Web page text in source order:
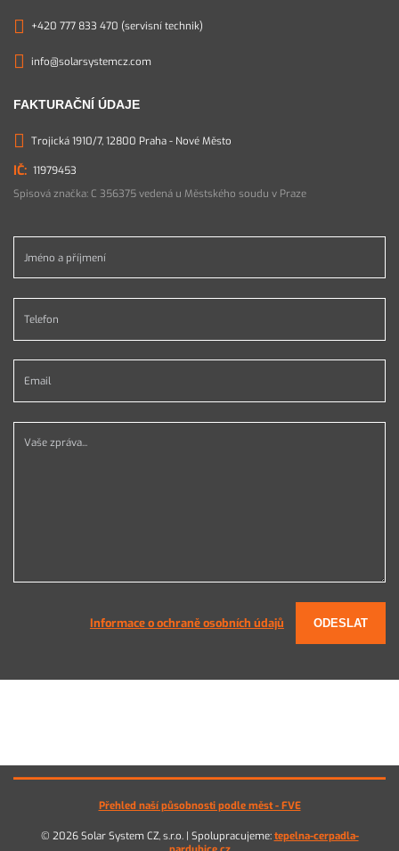
+420 777 833 470 (servisní technik)
info@solarsystemcz.com
FAKTURAČNÍ ÚDAJE
Trojická 1910/7, 12800 Praha - Nové Město
11979453
Spisová značka: C 356375 vedená u Městského soudu v Praze
Jméno a příjmení *
Telefon *
Email *
Vaše zpráva...
Informace o ochraně osobních údajů ODESLAT
Přehled naší působnosti podle měst - FVE
© 2026 Solar System CZ, s.r.o. | Spolupracujeme:tepelna-cerpadla-